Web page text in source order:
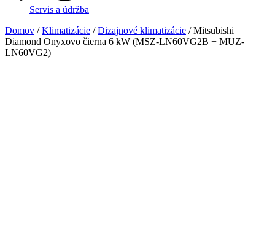
Servis a údržba
Domov /Klimatizácie /Dizajnové klimatizácie / Mitsubishi
Diamond Onyxovo čierna 6 kW (MSZ-LN60VG2B + MUZ-
LN60VG2)